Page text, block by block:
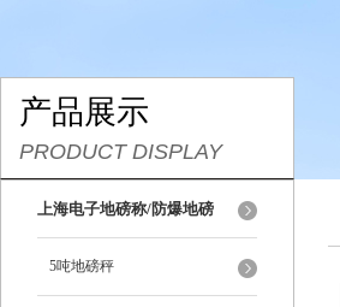
产品展示
PRODUCT DISPLAY
上海电子地磅称/防爆地磅
5吨地磅秤